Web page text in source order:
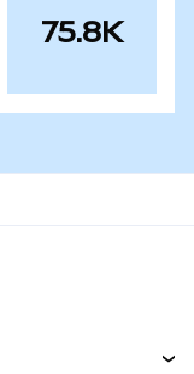
75.8K